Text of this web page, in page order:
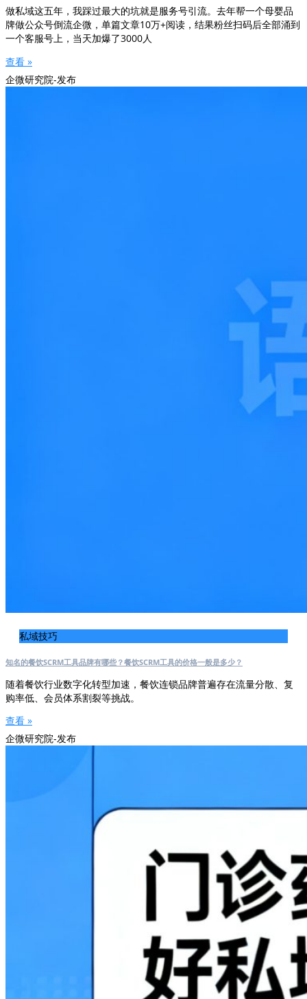
做私域这五年，我踩过最大的坑就是服务号引流。去年帮一个母婴品
牌做公众号倒流企微，单篇文章10万+阅读，结果粉丝扫码后全部涌到
一个客服号上，当天加爆了3000人
查看 »
企微研究院-发布
私域技巧
知名的餐饮SCRM工具品牌有哪些？餐饮SCRM工具的价格一般是多少？
随着餐饮行业数字化转型加速，餐饮连锁品牌普遍存在流量分散、复
购率低、会员体系割裂等挑战。
查看 »
企微研究院-发布